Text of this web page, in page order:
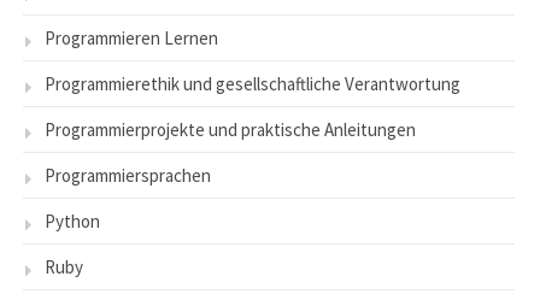
Programmieren Lernen
Programmierethik und gesellschaftliche Verantwortung
Programmierprojekte und praktische Anleitungen
Programmiersprachen
Python
Ruby